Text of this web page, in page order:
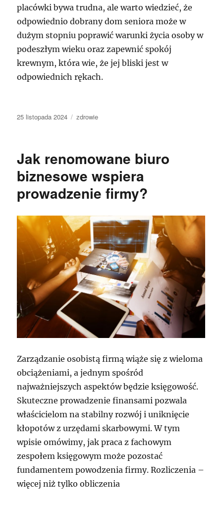
placówki bywa trudna, ale warto wiedzieć, że
odpowiednio dobrany dom seniora może w
dużym stopniu poprawić warunki życia osoby w
podeszłym wieku oraz zapewnić spokój
krewnym, która wie, że jej bliski jest w
odpowiednich rękach.
Data
25 listopada 2024 Kategorie
zdrowie
Jak renomowane biuro
biznesowe wspiera
prowadzenie firmy?
Zarządzanie osobistą firmą wiąże się z wieloma
obciążeniami, a jednym spośród
najważniejszych aspektów będzie księgowość.
Skuteczne prowadzenie finansami pozwala
właścicielom na stabilny rozwój i uniknięcie
kłopotów z urzędami skarbowymi. W tym
wpisie omówimy, jak praca z fachowym
zespołem księgowym może pozostać
fundamentem powodzenia firmy. Rozliczenia –
więcej niż tylko obliczenia